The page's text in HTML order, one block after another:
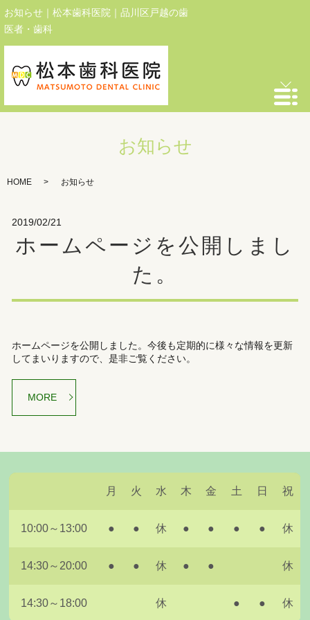
お知らせ｜松本歯科医院｜品川区戸越の歯
医者・歯科
お知らせ
HOME お知らせ
2019/02/21
ホームページを公開しまし
た。
ホームページを公開しました。今後も定期的に様々な情報を更新
してまいりますので、是非ご覧ください。
MORE
月 火 水 木 金 土 日 祝
10:00～13:00 ● ● 休 ● ● ● ● 休
14:30～20:00 ● ● 休 ● ● 休
14:30～18:00 休 ● ● 休